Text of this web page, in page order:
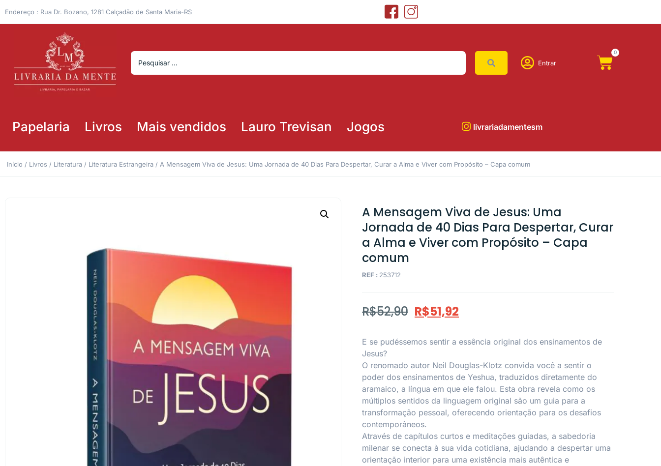
Endereço : Rua Dr. Bozano, 1281 Calçadão de Santa Maria-RS
Entrar
0
Papelaria Livros Mais vendidos Lauro Trevisan Jogos livrariadamentesm
Início / Livros / Literatura / Literatura Estrangeira / A Mensagem Viva de Jesus: Uma Jornada de 40 Dias Para Despertar, Curar a Alma e Viver com Propósito – Capa comum
A Mensagem Viva de Jesus: Uma
Jornada de 40 Dias Para Despertar, Curar
a Alma e Viver com Propósito – Capa
comum
REF : 253712
R$52,90 R$51,92
E se pudéssemos sentir a essência original dos ensinamentos de
Jesus?
O renomado autor Neil Douglas-Klotz convida você a sentir o
poder dos ensinamentos de Yeshua, traduzidos diretamente do
aramaico, a língua em que ele falou. Esta obra revela como os
múltiplos sentidos da linguagem original são um guia para a
transformação pessoal, oferecendo orientação para os desafios
contemporâneos.
Através de capítulos curtos e meditações guiadas, a sabedoria
milenar se conecta à sua vida cotidiana, ajudando a despertar uma
orientação interior para uma existência mais autêntica e